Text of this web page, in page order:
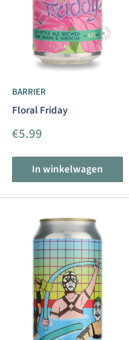
BARRIER
Floral Friday
Aanbiedingsprijs
€5.99
In winkelwagen